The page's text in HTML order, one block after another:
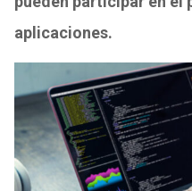
aplicaciones.